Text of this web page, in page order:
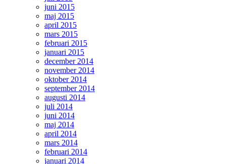
juni 2015
maj 2015
april 2015
mars 2015
februari 2015
januari 2015
december 2014
november 2014
oktober 2014
september 2014
augusti 2014
juli 2014
juni 2014
maj 2014
april 2014
mars 2014
februari 2014
januari 2014